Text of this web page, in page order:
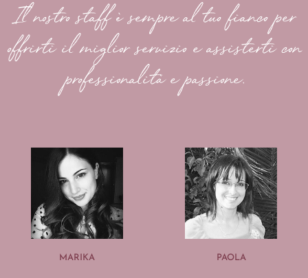
Il nostro staff è sempre al tuo fianco per
offrirti il miglior servizio e assisterti con
professionalità e passione.
MARIKA PAOLA